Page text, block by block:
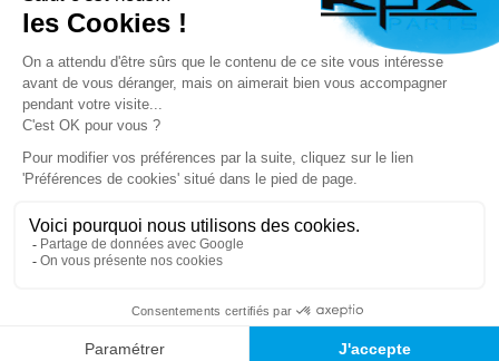
03.85.32.96.74
© 2026 -KPX PARTS- SITE CRÉÉ PARLET'S CLIC
TROUVEZ LA BONNE PIÈCE RAPIDEMENT
03.85.32.96.74